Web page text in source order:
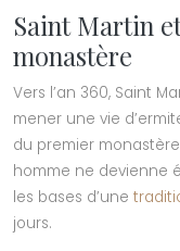
Saint Martin
monastère
Vers l’an 360, Saint
mener une vie
du premier
homme ne devienne
les bases d’une
jours.